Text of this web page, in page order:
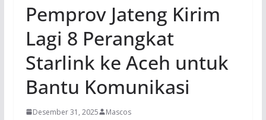
Pemprov Jateng Kirim
Lagi 8 Perangkat
Starlink ke Aceh untuk
Bantu Komunikasi
Desember 31, 2025 Mascos